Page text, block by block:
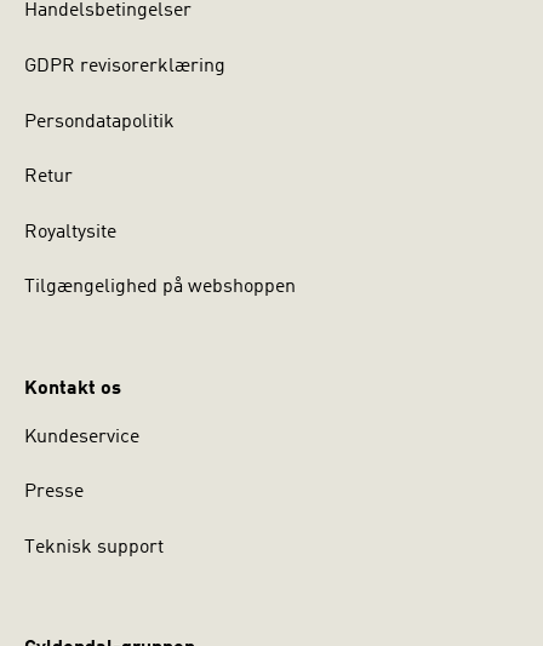
Handelsbetingelser
GDPR revisorerklæring
Persondatapolitik
Retur
Royaltysite
Tilgængelighed på webshoppen
Kontakt os
Kundeservice
Presse
Teknisk support